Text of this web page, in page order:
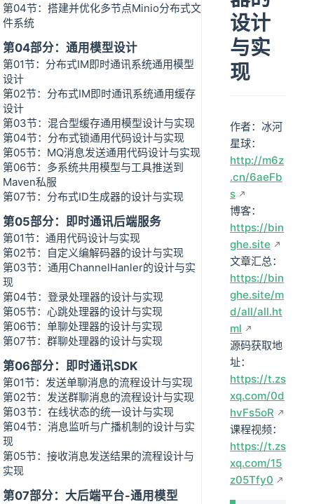
第04节：搭建并优化多节点Minio分布式文
件系统
第04部分：通用模型设计
第01节：分布式IM即时通讯系统通用模型
设计
第02节：分布式IM即时通讯系统通用缓存
设计
第03节：混合型缓存通用模型设计与实现
第04节：分布式锁通用代码设计与实现
第05节：MQ消息发送通用代码设计与实现
第06节：多系统共用模型与工具推送到
Maven私服
第07节：分布式ID生成器的设计与实现
第05部分：即时通讯后端服务
第01节：通用代码设计与实现
第02节：自定义编解码器的设计与实现
第03节：通用ChannelHanler的设计与实
现
第04节：登录处理器的设计与实现
第05节：心跳处理器的设计与实现
第06节：单聊处理器的设计与实现
第07节：群聊处理器的设计与实现
第06部分：即时通讯SDK
第01节：发送单聊消息的流程设计与实现
第02节：发送群聊消息的流程设计与实现
第03节：在线状态的统一设计与实现
第04节：消息监听与广播机制的设计与实
现
第05节：接收消息发送结果的流程设计与
实现
第07部分：大后端平台-通用模型
设计
与实
现
作者：冰河
星球：
http://m6z
.cn/6aeFb
s
博客：
https://bin
ghe.site
文章汇总：
https://bin
ghe.site/m
d/all/all.ht
ml
源码获取地
址：
https://t.zs
xq.com/0d
hvFs5oR
课程视频：
https://t.zs
xq.com/15
z05Tfy0